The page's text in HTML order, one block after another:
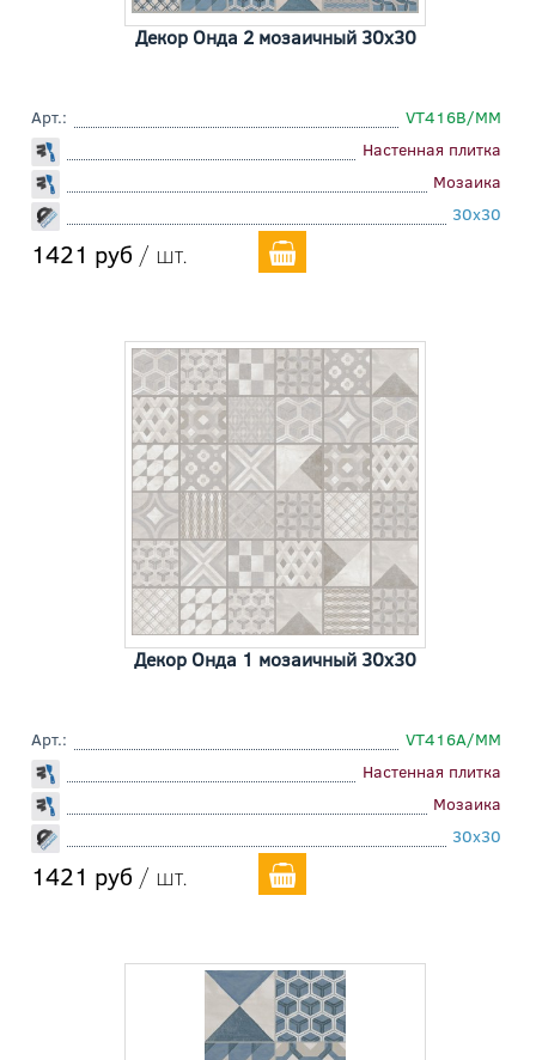
Декор Онда 2 мозаичный 30x30
Арт.:
VT416B/MM
Настенная плитка
Мозаика
30x30
1421 руб / шт.
Декор Онда 1 мозаичный 30x30
Арт.:
VT416A/MM
Настенная плитка
Мозаика
30x30
1421 руб / шт.